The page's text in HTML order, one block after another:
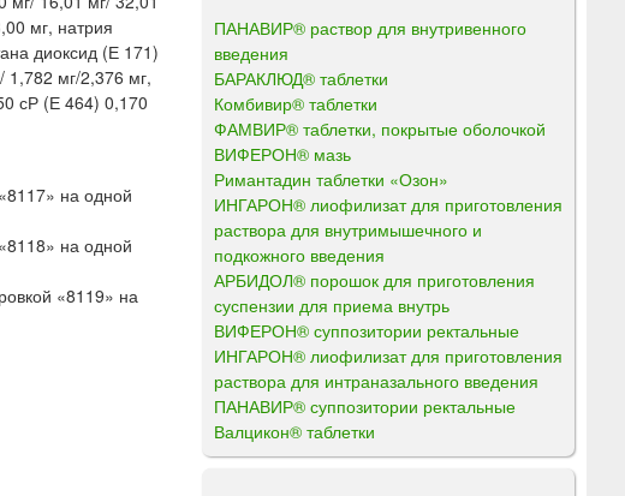
мг, натрия
диоксид (Е 171)
1,782 мг/2,376 мг,
сР (Е 464) 0,170
на одной
на одной
«8119» на
ПАНАВИР® раствор для внутривенного
введения
БАРАКЛЮД® таблетки
Комбивир® таблетки
ФАМВИР® таблетки, покрытые оболочкой
ВИФЕРОН® мазь
Римантадин таблетки «Озон»
ИНГАРОН® лиофилизат для приготовления
раствора для внутримышечного и
подкожного введения
АРБИДОЛ® порошок для приготовления
суспензии для приема внутрь
ВИФЕРОН® суппозитории ректальные
ИНГАРОН® лиофилизат для приготовления
раствора для интраназального введения
ПАНАВИР® суппозитории ректальные
Валцикон® таблетки